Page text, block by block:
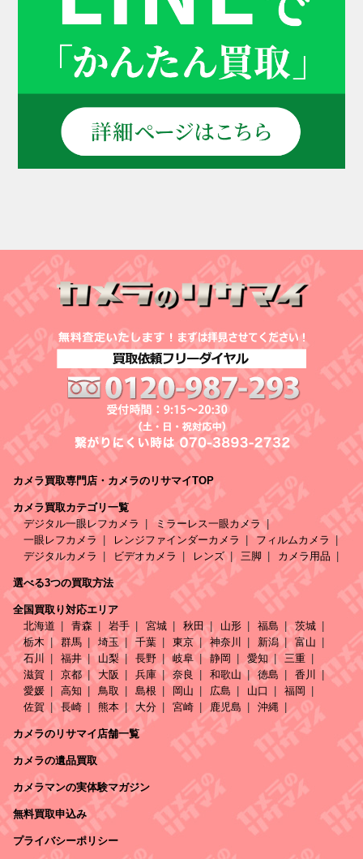
カメラ買取専門店・カメラのリサマイTOP
カメラ買取カテゴリ一覧
デジタル一眼レフカメラ
ミラーレス一眼カメラ
一眼レフカメラ
レンジファインダーカメラ
フィルムカメラ
デジタルカメラ
ビデオカメラ レンズ 三脚 カメラ用品
選べる3つの買取方法
全国買取り対応エリア
北海道
青森 岩手 宮城 秋田 山形 福島
茨城
栃木
群馬 埼玉 千葉 東京 神奈川 新潟
富山
石川
福井 山梨 長野 岐阜 静岡 愛知
三重
滋賀
京都 大阪 兵庫 奈良 和歌山 徳島
香川
愛媛
高知 鳥取 島根 岡山 広島 山口
福岡
佐賀
長崎 熊本 大分 宮崎 鹿児島 沖縄
カメラのリサマイ店舗一覧
カメラの遺品買取
カメラマンの実体験マガジン
無料買取申込み
プライバシーポリシー